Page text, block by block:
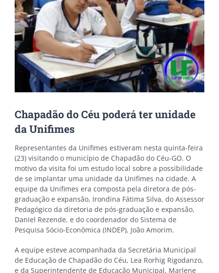
Chapadão do Céu poderá ter unidade
da Unifimes
Representantes da Unifimes estiveram nesta quinta-feira
(23) visitando o município de Chapadão do Céu-GO. O
motivo da visita foi um estudo local sobre a possibilidade
de se implantar uma unidade da Unifimes na cidade. A
equipe da Unifimes era composta pela diretora de pós-
graduação e expansão, Irondina Fátima Silva, do Assessor
Pedagógico da diretoria de pós-graduação e expansão,
Daniel Rezende, e do coordenador do Sistema de
Pesquisa Sócio-Econômica (INDEP), João Amorim.
A equipe esteve acompanhada da Secretária Municipal
de Educação de Chapadão do Céu, Lea Rorhig Rigodanzo,
e da Superintendente de Educação Municipal, Marlene